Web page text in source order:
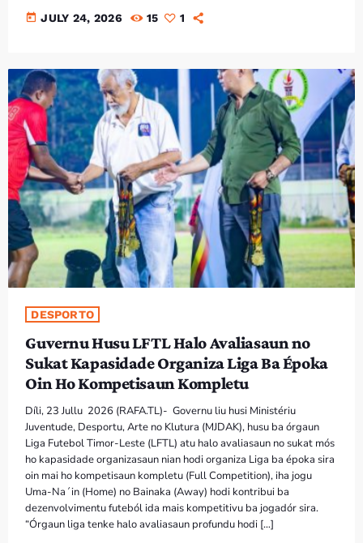
today JULY 24, 2026 15 1
DESPORTO
Guvernu Husu LFTL Halo Avaliasaun no
Sukat Kapasidade Organiza Liga Ba Époka
Oin Ho Kompetisaun Kompletu
Díli, 23 Jullu 2026 (RAFA.TL)- Governu liu husi Ministériu
Juventude, Desportu, Arte no Klutura (MJDAK), husu ba órgaun
Liga Futebol Timor-Leste (LFTL) atu halo avaliasaun no sukat mós
ho kapasidade organizasaun nian hodi organiza Liga ba époka sira
oin mai ho kompetisaun kompletu (Full Competition), iha jogu
Uma-Na´in (Home) no Bainaka (Away) hodi kontribui ba
dezenvolvimentu futeból ida mais kompetitivu ba jogadór sira.
“Órgaun liga tenke halo avaliasaun profundu hodi […]